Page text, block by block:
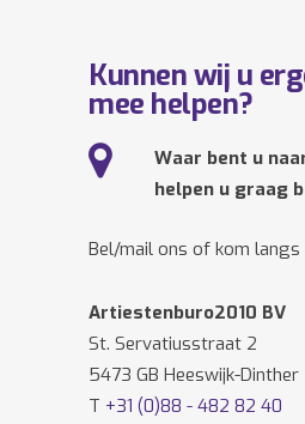
Kunnen wij u
mee helpen?
Waar bent u
helpen u graag
Bel/mail ons of kom langs
Artiestenburo2010 BV
St. Servatiusstraat 2
5473 GB Heeswijk-Dinther
T +31 (0)88 - 482 82 40